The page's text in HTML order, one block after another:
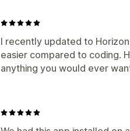
I recently updated to
easier compared to coding.
anything you would ever